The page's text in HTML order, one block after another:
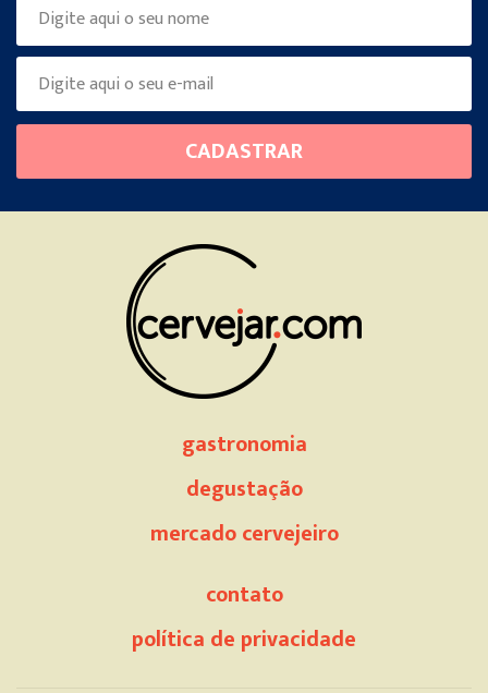
this
field
CADASTRAR
gastronomia
degustação
mercado cervejeiro
contato
política de privacidade